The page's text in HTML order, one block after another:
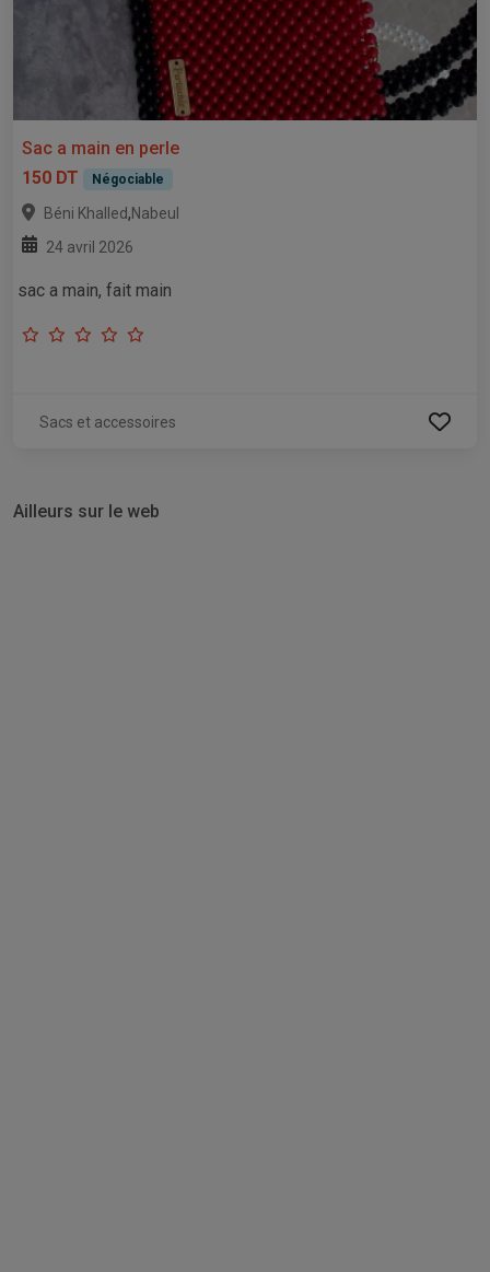
Sac a main en perle
150 DT
Négociable
Béni Khalled,Nabeul
24 avril 2026
sac a main, fait main
Sacs et accessoires
Ailleurs sur le web